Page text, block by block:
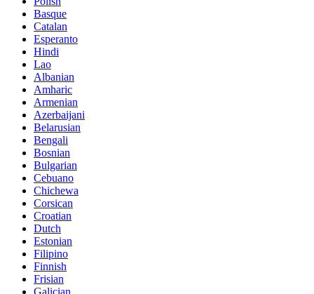
Basque
Catalan
Esperanto
Hindi
Lao
Albanian
Amharic
Armenian
Azerbaijani
Belarusian
Bengali
Bosnian
Bulgarian
Cebuano
Chichewa
Corsican
Croatian
Dutch
Estonian
Filipino
Finnish
Frisian